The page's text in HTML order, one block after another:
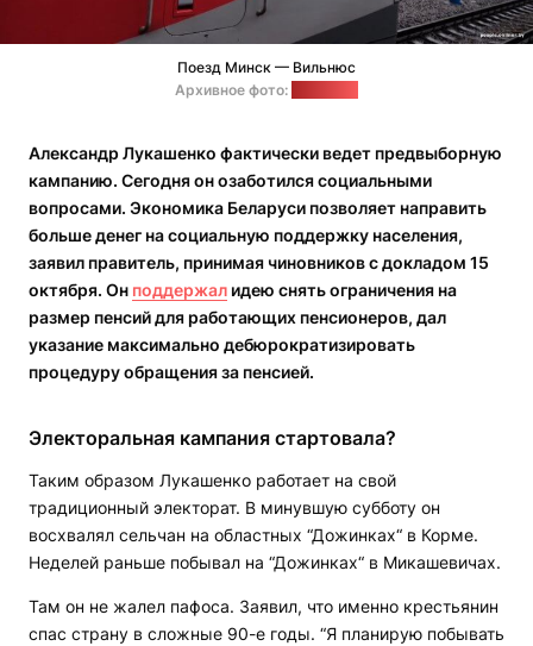
Поезд Минск — Вильнюс
Архивное фото:
Александр Лукашенко фактически ведет предвыборную
кампанию. Сегодня он озаботился социальными
вопросами. Экономика Беларуси позволяет направить
больше денег на социальную поддержку населения,
заявил правитель, принимая чиновников с докладом 15
октября. Он поддержал идею снять ограничения на
размер пенсий для работающих пенсионеров, дал
указание максимально дебюрократизировать
процедуру обращения за пенсией.
Электоральная кампания стартовала?
Таким образом Лукашенко работает на свой
традиционный электорат. В минувшую субботу он
восхвалял сельчан на областных “Дожинках“ в Корме.
Неделей раньше побывал на “Дожинках“ в Микашевичах.
Там он не жалел пафоса. Заявил, что именно крестьянин
спас страну в сложные 90-е годы. “Я планирую побывать